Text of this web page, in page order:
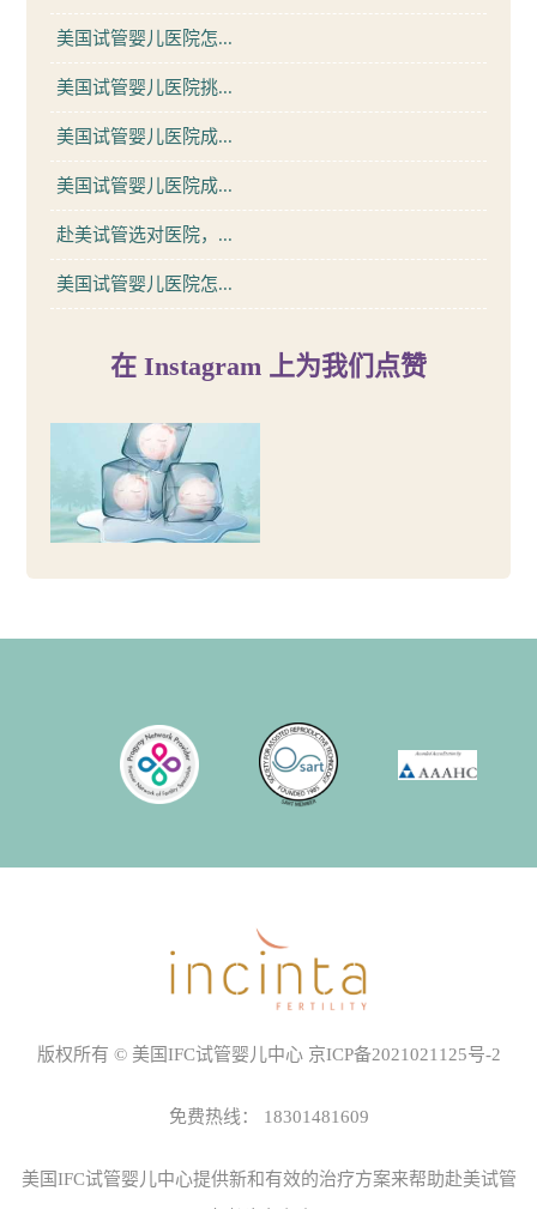
美国试管婴儿医院怎...
美国试管婴儿医院挑...
美国试管婴儿医院成...
美国试管婴儿医院成...
赴美试管选对医院，...
美国试管婴儿医院怎...
在 Instagram 上为我们点赞
版权所有 © 美国IFC试管婴儿中心 京ICP备2021021125号-2
免费热线： 18301481609
美国IFC试管婴儿中心提供新和有效的治疗方案来帮助赴美试管